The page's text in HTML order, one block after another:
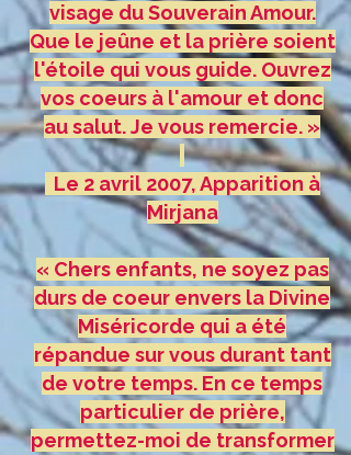
visage du Souverain Amour.
Que le jeûne et la prière soient
l'étoile qui vous guide. Ouvrez
vos coeurs à l'amour et donc
au salut. Je vous remercie. »
Le 2 avril 2007, Apparition à
Mirjana
« Chers enfants, ne soyez pas
durs de coeur envers la Divine
Miséricorde qui a été
répandue sur vous durant tant
de votre temps. En ce temps
particulier de prière,
permettez-moi de transformer